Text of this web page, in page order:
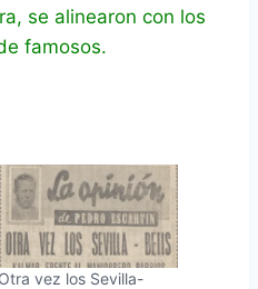
se alinearon con los
famosos.
Otra vez los Sevilla-